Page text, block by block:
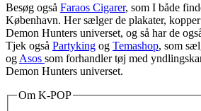
Besøg også Faraos Cigarer, som I både
København. Her sælger de plakater,
Demon Hunters universet, og så har de
Tjek også Partyking og Temashop, som
og Asos som forhandler tøj med
Demon Hunters universet.
Om K-POP